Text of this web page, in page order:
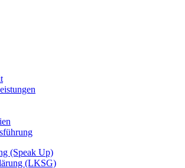
(Speak Up)
(LKSG)